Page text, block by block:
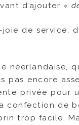
d’ajouter «
joie de
néerlandaise,
pas encore
privée pour
confection de
trop facile.